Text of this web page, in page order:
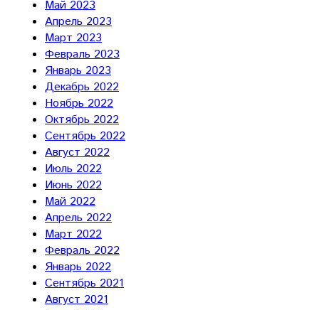
Май 2023
Апрель 2023
Март 2023
Февраль 2023
Январь 2023
Декабрь 2022
Ноябрь 2022
Октябрь 2022
Сентябрь 2022
Август 2022
Июль 2022
Июнь 2022
Май 2022
Апрель 2022
Март 2022
Февраль 2022
Январь 2022
Сентябрь 2021
Август 2021